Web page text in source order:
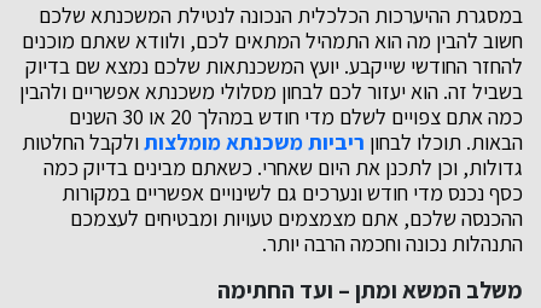
במסגרת ההיערכות הכלכלית הנכונה לנטילת המשכנתא שלכם
חשוב להבין מה הוא התמהיל המתאים לכם, ולוודא שאתם מוכנים
להחזר החודשי שייקבע. יועץ המשכנתאות שלכם נמצא שם בדיוק
בשביל זה. הוא יעזור לכם לבחון מסלולי משכנתא אפשריים ולהבין
כמה אתם צפויים לשלם מדי חודש במהלך 20 או 30 השנים
הבאות. תוכלו לבחון ריביות משכנתא מומלצותולקבל החלטות
גדולות, וכן לתכנן את היום שאחרי. כשאתם מבינים בדיוק כמה
כסף נכנס מדי חודש ונערכים גם לשינויים אפשריים במקורות
ההכנסה שלכם, אתם מצמצמים טעויות ומבטיחים לעצמכם
התנהלות נכונה וחכמה הרבה יותר.
משלב המשא ומתן – ועד החתימה